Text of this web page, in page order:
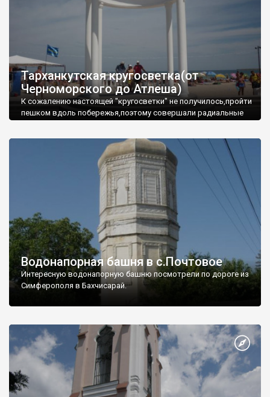
Тарханкутская кругосветка(от
Черноморского до Атлеша)
К сожалению настоящей "кругосветки" не получилось,пройти
пешком вдоль побережья,поэтому совершали радиальные
Водонапорная башня в с.Почтовое
Интересную водонапорную башню посмотрели по дороге из
Симферополя в Бахчисарай.